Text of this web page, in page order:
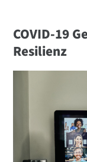
COVID-19
Resilienz